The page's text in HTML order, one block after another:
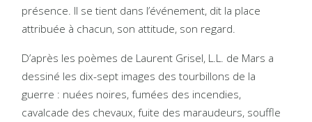
présence. Il se tient dans l’événement, dit la place
attribuée à chacun, son attitude, son regard.
D’après les poèmes de Laurent Grisel, L.L. de Mars a
dessiné les dix-sept images des tourbillons de la
guerre : nuées noires, fumées des incendies,
cavalcade des chevaux, fuite des maraudeurs, souffle